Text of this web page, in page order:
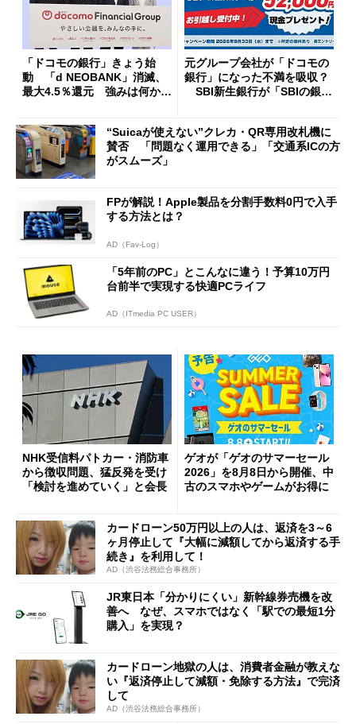
「ドコモの銀行」きょう始
動 「d NEOBANK」消滅、
最大4.5％還元 強みは何か解
元グループ会社が「ドコモの
銀行」になった不満を吸収？
SBI新生銀行が「SBIの銀
開催
“Suicaが使えない”クレカ・QR専用改札機に
賛否 「問題なく運用できる」「交通系ICの方
がスムーズ」
FPが解説！Apple製品を分割手数料0円で入手
する方法とは？
AD（Fav-Log）
「5年前のPC」とこんなに違う！予算10万円
台前半で実現する快適PCライフ
AD（ITmedia PC USER）
NHK受信料パトカー・消防車
から徴収問題、猛反発を受け
「検討を進めていく」と会長
ゲオが「ゲオのサマーセール
2026」を8月8日から開催、中
古のスマホやゲームがお得に
カードローン50万円以上の人は、返済を3～6
ヶ月停止して『大幅に減額してから返済する手
続き』を利用して！
AD（渋谷法務総合事務所）
JR東日本「分かりにくい」新幹線券売機を改
善へ なぜ、スマホではなく「駅での最短1分
購入」を実現？
カードローン地獄の人は、消費者金融が教えな
い『返済停止して減額・免除する方法』で完済
して
AD（渋谷法務総合事務所）